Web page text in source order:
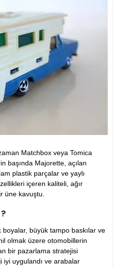
Matchbox veya Tomica
başında Majorette, açılan
plastik parçalar ve yaylı
içeren kaliteli, ağır
üne kavuştu.
büyük tampo baskılar ve
olmak üzere otomobillerin
bir pazarlama stratejisi
iyi uygulandı ve arabalar